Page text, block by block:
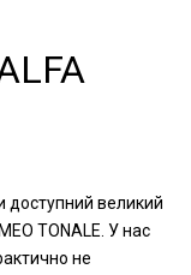
доступний великий
TONALE. У нас
не